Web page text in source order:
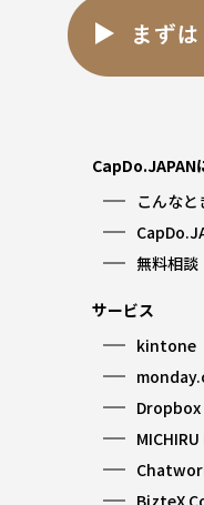
CapDo.JAPAN
こんなと
無料相談
サービス
kintone
Dropbox
MICHIRU